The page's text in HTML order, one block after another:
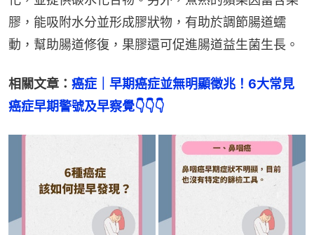
膠，能吸附水分並形成膠狀物，有助於調節腸道蠕
動，幫助腸道修復，果膠還可促進腸道益生菌生長。
相關文章： 癌症｜早期癌症並無明顯徵兆！6大常見
癌症早期警號及早察覺👇👇👇